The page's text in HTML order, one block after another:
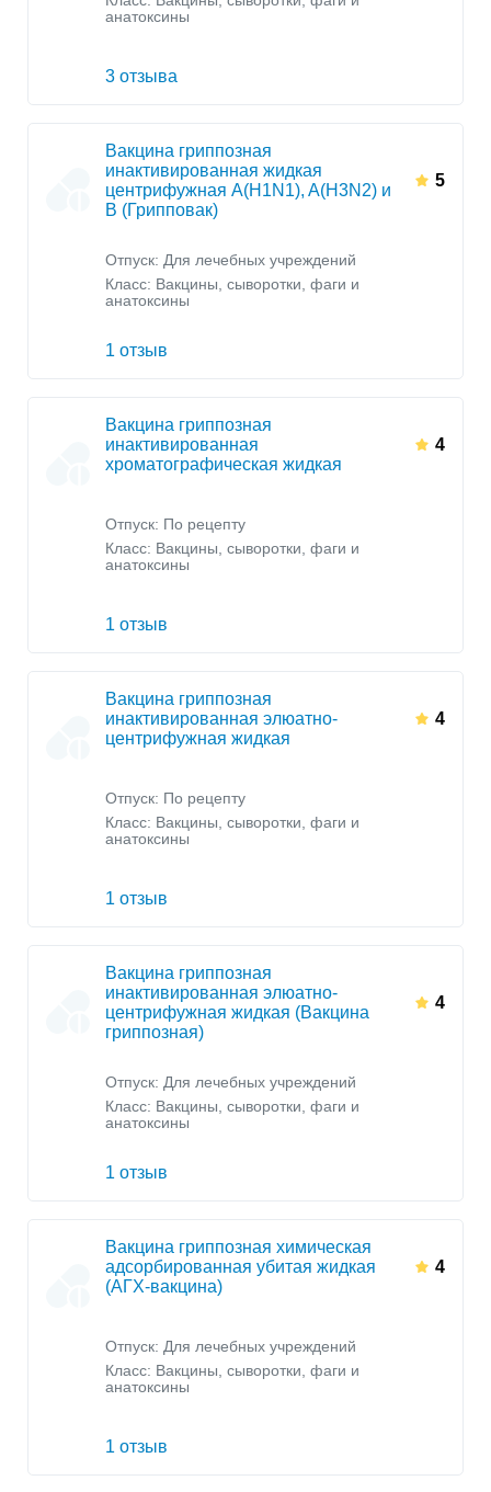
анатоксины
3 отзыва
Вакцина гриппозная
инактивированная жидкая
центрифужная A(H1N1), A(H3N2) и
В (Грипповак)
5
Отпуск: Для лечебных учреждений
Класс: Вакцины, сыворотки, фаги и
анатоксины
1 отзыв
Вакцина гриппозная
инактивированная
хроматографическая жидкая
4
Отпуск: По рецепту
Класс: Вакцины, сыворотки, фаги и
анатоксины
1 отзыв
Вакцина гриппозная
инактивированная элюатно-
центрифужная жидкая
4
Отпуск: По рецепту
Класс: Вакцины, сыворотки, фаги и
анатоксины
1 отзыв
Вакцина гриппозная
инактивированная элюатно-
центрифужная жидкая (Вакцина
гриппозная)
4
Отпуск: Для лечебных учреждений
Класс: Вакцины, сыворотки, фаги и
анатоксины
1 отзыв
Вакцина гриппозная химическая
адсорбированная убитая жидкая
(АГХ-вакцина)
4
Отпуск: Для лечебных учреждений
Класс: Вакцины, сыворотки, фаги и
анатоксины
1 отзыв